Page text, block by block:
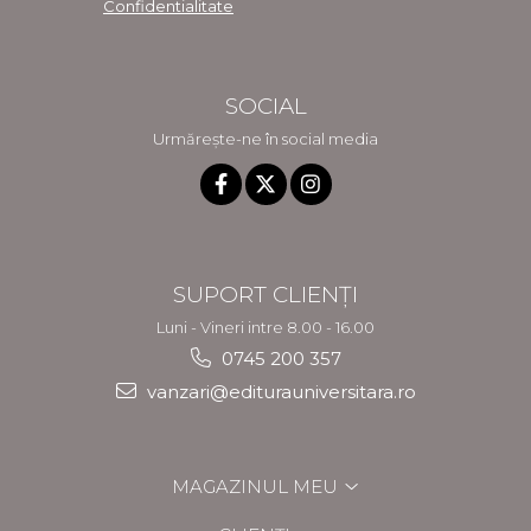
Confidentialitate
SOCIAL
Urmărește-ne în social media
SUPORT CLIENȚI
Luni - Vineri intre 8.00 - 16.00
0745 200 357
vanzari@editurauniversitara.ro
MAGAZINUL MEU